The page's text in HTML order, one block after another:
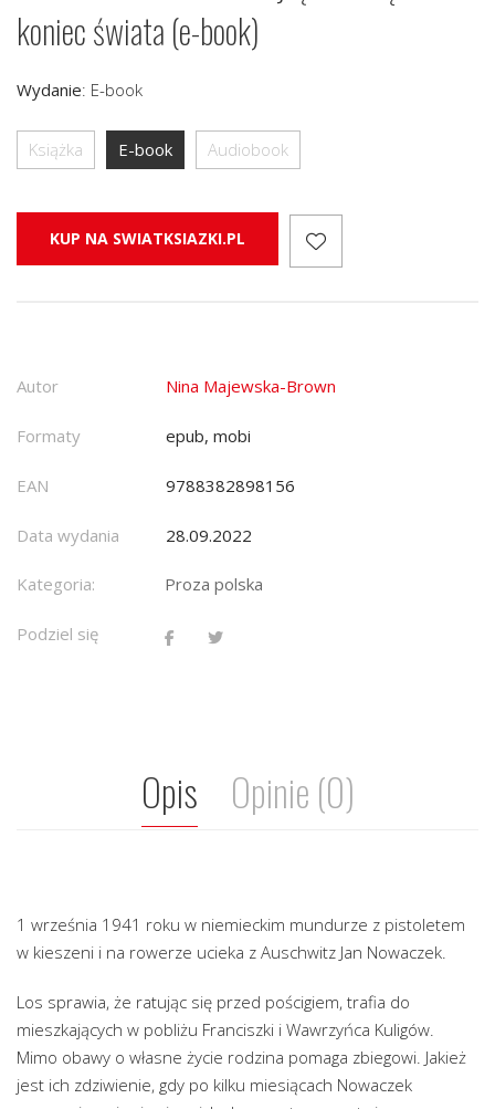
koniec świata (e-book)
Wydanie: E-book
Książka E-book Audiobook
KUP NA SWIATKSIAZKI.PL
Autor Nina Majewska-Brown
Formaty epub, mobi
EAN 9788382898156
Data wydania 28.09.2022
Kategoria: Proza polska
Podziel się
Opis Opinie (0)
1 września 1941 roku w niemieckim mundurze z pistoletem
w kieszeni i na rowerze ucieka z Auschwitz Jan Nowaczek.
Los sprawia, że ratując się przed pościgiem, trafia do
mieszkających w pobliżu Franciszki i Wawrzyńca Kuligów.
Mimo obawy o własne życie rodzina pomaga zbiegowi. Jakież
jest ich zdziwienie, gdy po kilku miesiącach Nowaczek